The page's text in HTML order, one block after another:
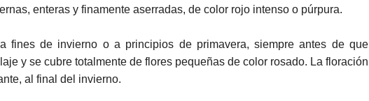
enteras y finamente aserradas, de color rojo intenso o púrpura.
fines de invierno o a principios de primavera, siempre antes de que
y se cubre totalmente de flores pequeñas de color rosado. La floración
al final del invierno.